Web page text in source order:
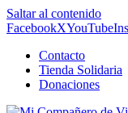
Saltar al contenido
FacebookXYouTube
Contacto
Tienda Solidaria
Donaciones